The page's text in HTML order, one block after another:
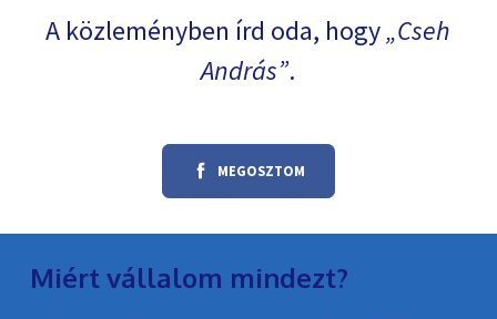
A közleményben írd oda, hogy Cseh
András .
MEGOSZTOM
Miért vállalom mindezt?